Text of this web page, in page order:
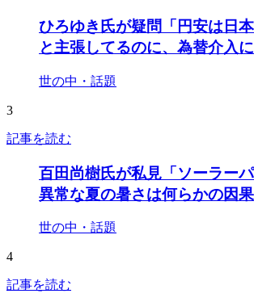
ひろゆき氏が疑問「円安は日
と主張してるのに、為替介入
世の中・話題
3
記事を読む
百田尚樹氏が私見「ソーラー
異常な夏の暑さは何らかの因
世の中・話題
4
記事を読む